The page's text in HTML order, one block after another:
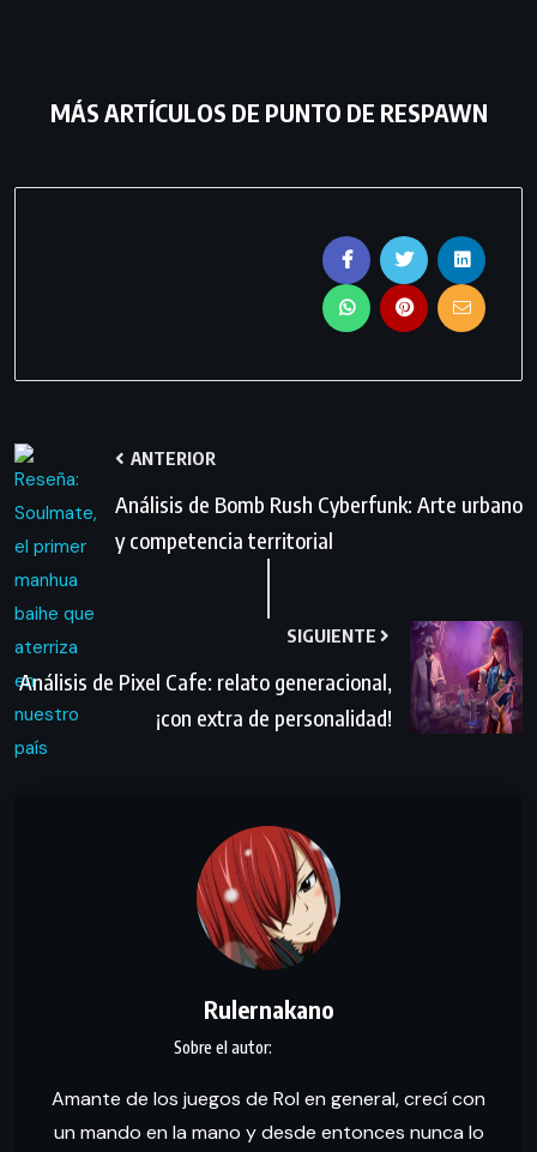
MÁS ARTÍCULOS DE PUNTO DE RESPAWN
ANTERIOR
Análisis de Bomb Rush Cyberfunk: Arte urbano
y competencia territorial
SIGUIENTE
Análisis de Pixel Cafe: relato generacional,
¡con extra de personalidad!
Rulernakano
Amante de los juegos de Rol en general, crecí con
un mando en la mano y desde entonces nunca lo